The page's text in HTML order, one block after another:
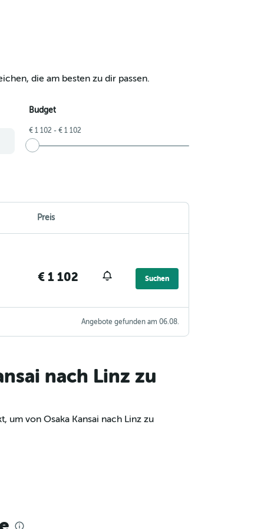
die am besten zu dir passen.
Budget
€ 1 102 - € 1 102
Preis
€ 1 102 Suchen
Angebote gefunden am 06.08.
nach Linz zu
um von Osaka Kansai nach Linz zu